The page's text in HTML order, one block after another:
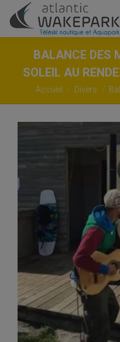
BALANCE DES
SOLEIL AU
Vous êtes ici :
Accueil Divers